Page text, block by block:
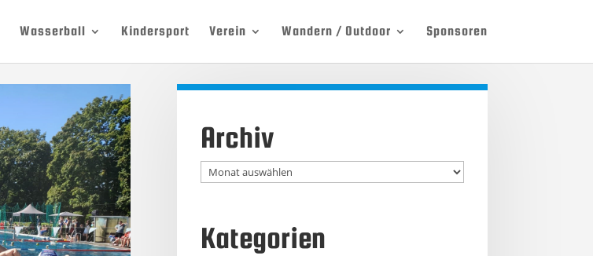
Wasserball Kindersport Verein Wandern / Outdoor Sponsoren
Archiv
Archiv
Kategorien